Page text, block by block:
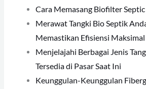
Cara Memasang Biofilter Septic
Merawat Tangki Bio Septik
Memastikan Efisiensi Maksimal
Menjelajahi Berbagai Jenis
Tersedia di Pasar Saat Ini
Keunggulan-Keunggulan